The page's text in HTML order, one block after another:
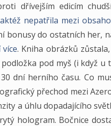
dřívejším edicím
nepatřila mezi
bonusy do ostatních her,
. Kniha obrázků
pod myš (i když u
dní herního času. Co
přechod mezi
a úhlu dopadajícího
hologram. Bočnice